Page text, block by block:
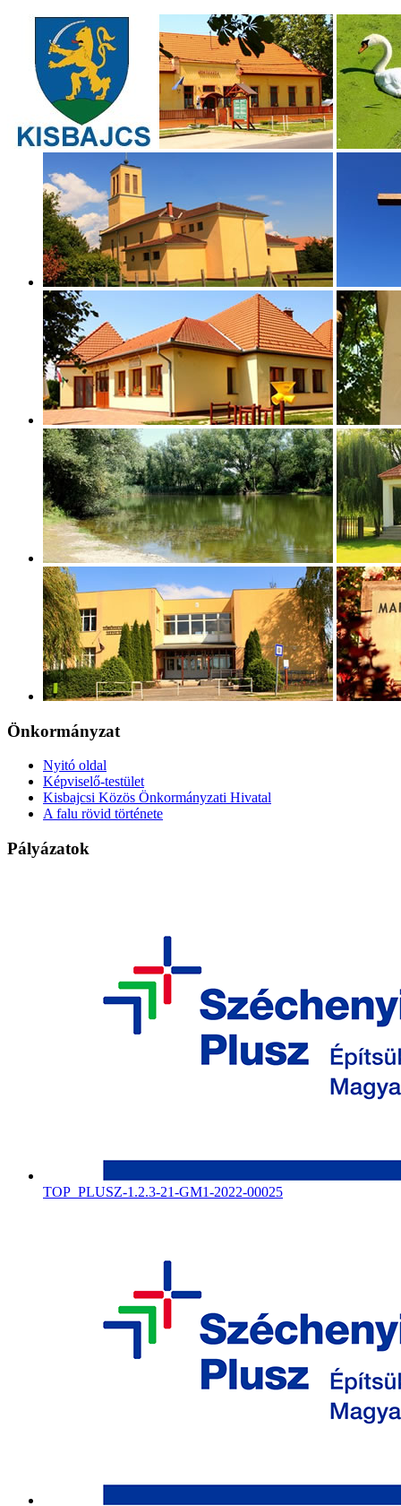
Önkormányzat
Nyitó oldal
Képviselő-testület
Kisbajcsi Közös Önkormányzati Hivatal
A falu rövid története
Pályázatok
TOP_PLUSZ-1.2.3-21-GM1-2022-00025